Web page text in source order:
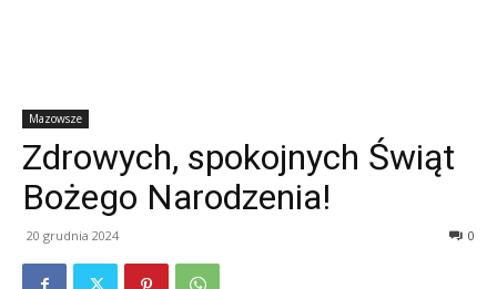
Mazowsze
Zdrowych, spokojnych Świąt
Bożego Narodzenia!
20 grudnia 2024 0